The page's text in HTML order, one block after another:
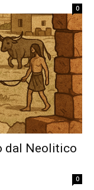
0
dal Neolitico
0